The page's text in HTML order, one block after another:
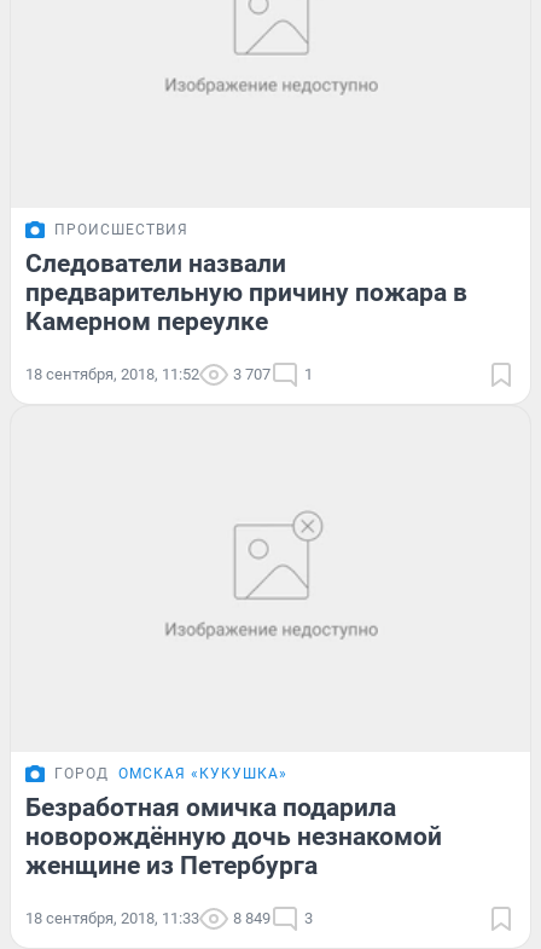
ПРОИСШЕСТВИЯ
Следователи назвали
предварительную причину пожара в
Камерном переулке
18 сентября, 2018, 11:52 3 707 1
ГОРОД ОМСКАЯ «КУКУШКА»
Безработная омичка подарила
новорождённую дочь незнакомой
женщине из Петербурга
18 сентября, 2018, 11:33 8 849 3